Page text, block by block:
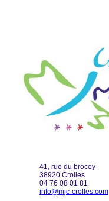
41, rue du brocey
38920 Crolles
04 76 08 01 81
info@mjc-crolles.com